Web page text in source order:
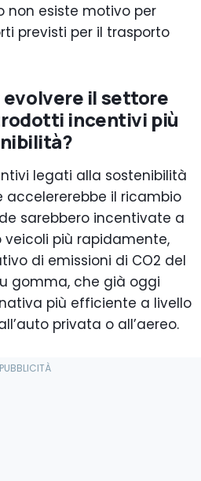
non esiste motivo per
previsti per il trasporto
il settore
incentivi più
legati alla sostenibilità
il ricambio
sarebbero incentivate a
veicoli più rapidamente,
di emissioni di CO2 del
gomma, che già oggi
più efficiente a livello
privata o all’aereo.